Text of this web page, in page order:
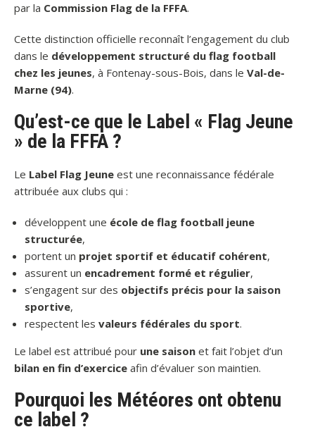
par la Commission Flag de la FFFA.
Cette distinction officielle reconnaît l’engagement du club
dans le développement structuré du flag football
chez les jeunes, à Fontenay-sous-Bois, dans le Val-de-
Marne (94).
Qu’est-ce que le Label « Flag Jeune
» de la FFFA ?
Le Label Flag Jeune est une reconnaissance fédérale
attribuée aux clubs qui :
développent une école de flag football jeune
structurée,
portent un projet sportif et éducatif cohérent,
assurent un encadrement formé et régulier,
s’engagent sur des objectifs précis pour la saison
sportive,
respectent les valeurs fédérales du sport.
Le label est attribué pour une saison et fait l’objet d’un
bilan en fin d’exercice afin d’évaluer son maintien.
Pourquoi les Météores ont obtenu
ce label ?